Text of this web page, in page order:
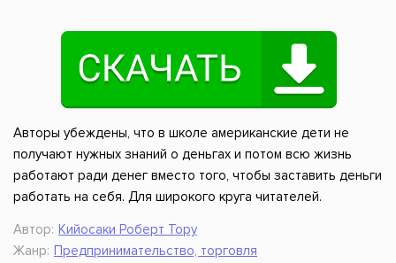
Авторы убеждены, что в школе американские дети не
получают нужных знаний о деньгах и потом всю жизнь
работают ради денег вместо того, чтобы заставить деньги
работать на себя. Для широкого круга читателей.
Автор: Кийосаки Роберт Тору
Жанр: Предпринимательство, торговля